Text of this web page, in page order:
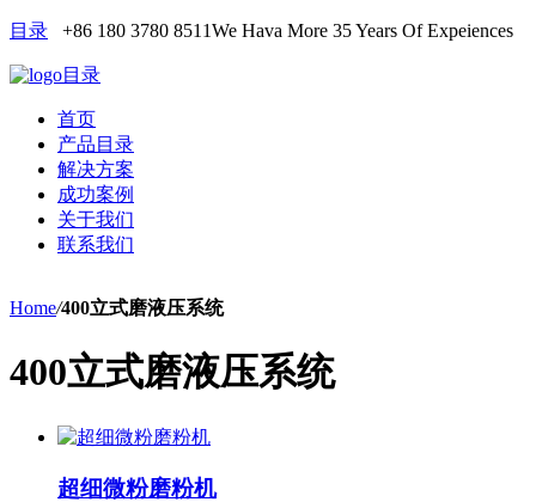
目录 +86 180 3780 8511We Hava More 35 Years Of Expeiences
目录
首页
产品目录
解决方案
成功案例
关于我们
联系我们
Home/400立式磨液压系统
400立式磨液压系统
超细微粉磨粉机